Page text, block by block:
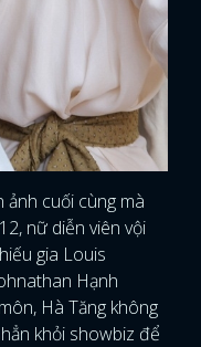
cuối cùng mà
nữ diễn viên vội
gia Louis
Hạnh
Hà Tăng không
khỏi showbiz để